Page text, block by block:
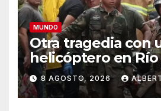
MUNDO
Otra tragedia con
helicóptero en Río
Janeiro: murieron
una abuela, su
en un vuelo
8 AGOSTO, 2026